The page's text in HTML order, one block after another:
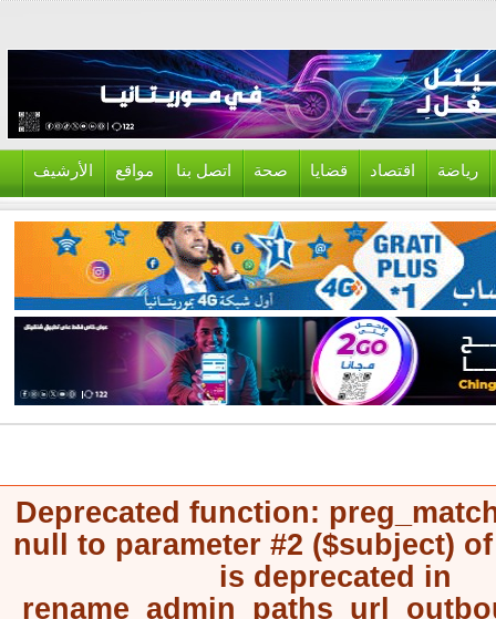
اقتصاد قضايا صحة اتصل بنا مواقع الأرشيف
Deprecated function:
null to parameter #2 ($subject)
is deprecated in